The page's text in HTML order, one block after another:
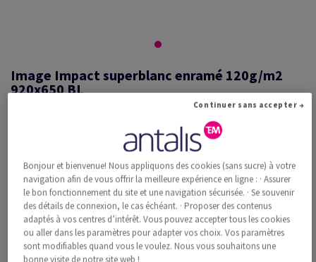
Image Impact superblanc enramé 120g/m2
920x650 BL
Image, Impact, superblanc, sans bois ECF, 120g/m2, 920mm x 650mm,
BL, Paquet de 250 feuilles, FSC Mix Credit
Information additionnelle
Recommander ce produit
Prix catalogue TVA incl.
CHF 968.04 34.10% Rabais
Bonjour et bienvenue! Nous appliquons des cookies (sans sucre) à votre
navigation afin de vous offrir la meilleure expérience en ligne : · Assurer
le bon fonctionnement du site et une navigation sécurisée. · Se souvenir
des détails de connexion, le cas échéant. · Proposer des contenus
adaptés à vos centres d’intérêt. Vous pouvez accepter tous les cookies
ou aller dans les paramètres pour adapter vos choix. Vos paramètres
sont modifiables quand vous le voulez. Nous vous souhaitons une
bonne visite de notre site web !
Continuer sans accepter →